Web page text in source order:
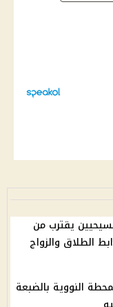
يقترب من
الطلاق والزواج
النووية بالضبعة